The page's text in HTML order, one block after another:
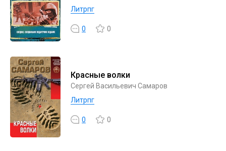
Литрпг
0 0
Красные волки
Сергей Васильевич Самаров
Литрпг
0 0